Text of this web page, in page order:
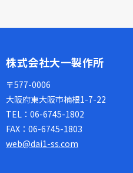
株式会社大一製作所
〒577-0006
大阪府東大阪市楠根1-7-22
TEL： 06-6745-1802
FAX： 06-6745-1803
web@dai1-ss.com